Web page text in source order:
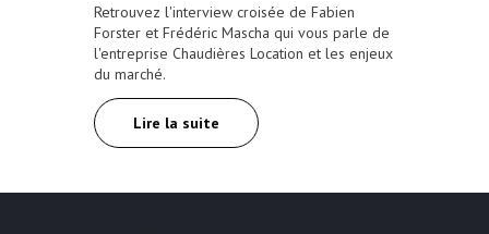
Retrouvez l'interview croisée de Fabien
Forster et Frédéric Mascha qui vous parle de
l'entreprise Chaudières Location et les enjeux
du marché.
Lire la suite